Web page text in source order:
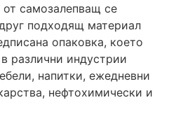
от самозалепващ се
подходящ материал
опаковка, което
различни индустрии
напитки, ежедневни
нефтохимически и